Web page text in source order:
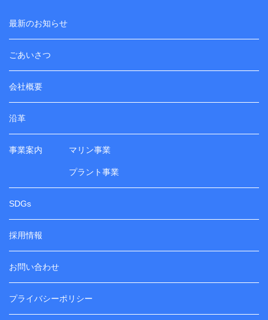
最新のお知らせ
ごあいさつ
会社概要
沿革
事業案内 マリン事業
プラント事業
SDGs
採用情報
お問い合わせ
プライバシーポリシー